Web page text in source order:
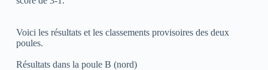
Voici les résultats et les classements provisoires des deux
poules.
Résultats dans la poule B (nord)